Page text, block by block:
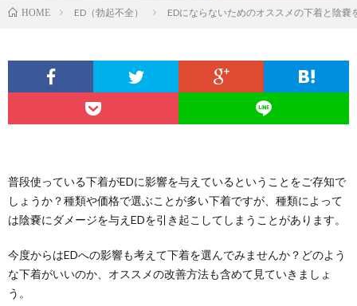
HOME ED（勃起不全） EDにならないためのオススメの下着と陰嚢
普段使っている下着がEDに影響を与えているということをご存知で
しょうか？種類や価格で選ぶことが多い下着ですが、種類によって
は陰嚢にダメージを与えEDを引き起こしてしまうことがあります。
今度からはEDへの影響も考えて下着を選んでみませんか？どのよう
な下着がいいのか、オススメの改善方法も含めて見ていきましょ
う。